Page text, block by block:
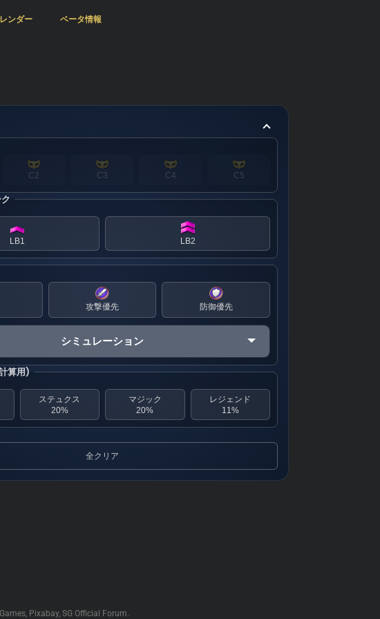
ンダー ベータ情報
C2 C3 C4 C5
LB1 LB2
攻撃優先 防御優先
シミュレーション
算用)
ステュクス
20%
マジック
20%
レジェンド
11%
全クリア
Pixabay, SG Official Forum.